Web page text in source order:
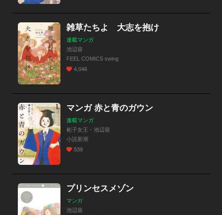
雑草たちよ 大志を抱け
連載マンガ
池辺葵
FEEL COMICS swing
4,046
マンガ 赤と青のガウン
連載マンガ
彬子女王・池辺葵
小説新潮
539
プリンセスメゾン
マンガ
池辺葵